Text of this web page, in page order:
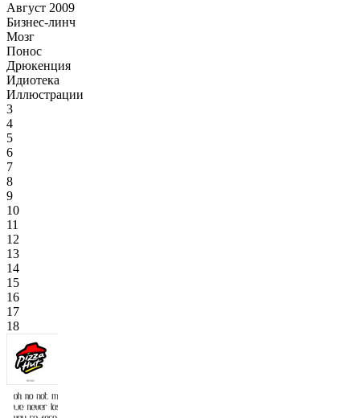
Август 2009
Бизнес-линч
Мозг
Понос
Дрюкенция
Идиотека
Иллюстрации
3
4
5
6
7
8
9
10
11
12
13
14
15
16
17
18